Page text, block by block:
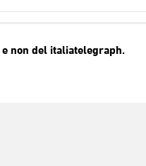
non del italiatelegraph.